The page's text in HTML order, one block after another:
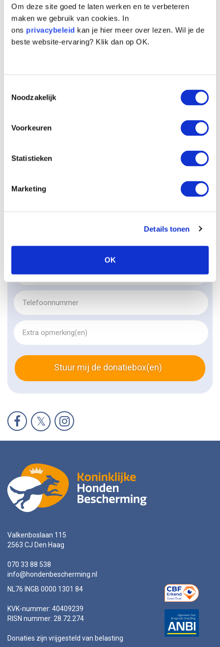
Om deze site goed te laten werken en te verbeteren
maken we gebruik van cookies. In
ons privacybeleid kan je hier meer over lezen. Wil je de
beste website-ervaring? Klik dan op OK.
Noodzakelijk
Voorkeuren
Statistieken
Marketing
Details tonen
OK
Stuur mij de donatiebox(en)
Valkenboslaan 115
2563 CJ Den Haag
070 33 88 538
info@hondenbescherming.nl
NL76 INGB 0000 1301 84
KVK-nummer: 40409239
RISN nummer: 28.72.274
Donaties zijn vrijgesteld van belasting